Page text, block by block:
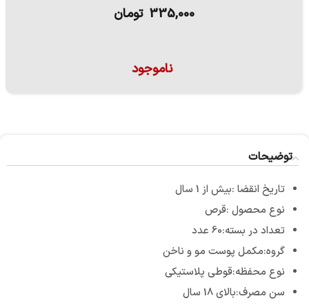
335,000 تومان
ناموجود
توضیحات
تاریخ انقضا :بیش از 1 سال
نوع محصول :قرص
تعداد در بسته:60 عدد
گروه:مکمل پوست مو و ناخن
نوع محفظه:قوطی پلاستیکی
سن مصرف:بالای 18 سال